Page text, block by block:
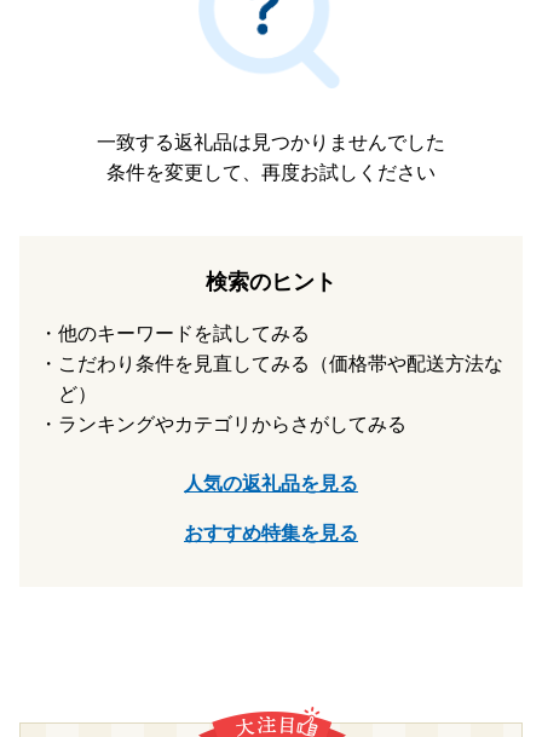
一致する返礼品は見つかりませんでした
条件を変更して、再度お試しください
検索のヒント
他のキーワードを試してみる
こだわり条件を見直してみる（価格帯や配送方法な
ど）
ランキングやカテゴリからさがしてみる
人気の返礼品を見る
おすすめ特集を見る